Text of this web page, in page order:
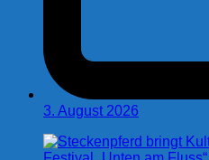
3. August 2026